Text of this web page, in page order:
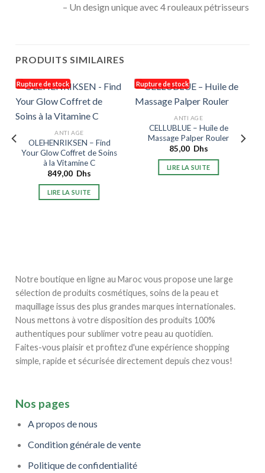
– Un design unique avec 4 rouleaux pétrisseurs
PRODUITS SIMILAIRES
Rupture de stock
ANTI AGE
OLEHENRIKSEN – Find
Your Glow Coffret de Soins
à la Vitamine C
849,00 Dhs
LIRE LA SUITE
Rupture de stock
ANTI AGE
CELLUBLUE – Huile de
Massage Palper Rouler
85,00 Dhs
LIRE LA SUITE
Notre boutique en ligne au Maroc vous propose une large
sélection de produits cosmétiques, soins de la peau et
maquillage issus des plus grandes marques internationales.
Nous mettons à votre disposition des produits 100%
authentiques pour sublimer votre peau au quotidien.
Faites-vous plaisir et profitez d'une expérience shopping
simple, rapide et sécurisée directement depuis chez vous!
Nos pages
A propos de nous
Condition générale de vente
Politique de confidentialité